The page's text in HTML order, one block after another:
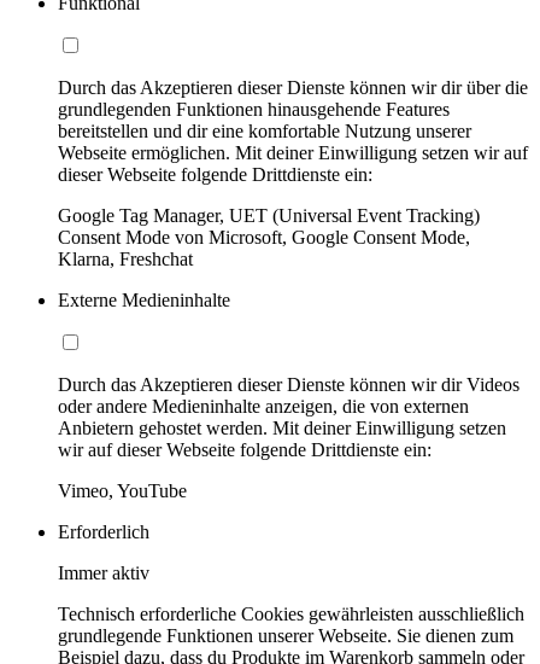
Durch das Akzeptieren dieser Dienste können wir dir über die
grundlegenden Funktionen hinausgehende Features
bereitstellen und dir eine komfortable Nutzung unserer
Webseite ermöglichen. Mit deiner Einwilligung setzen wir auf
dieser Webseite folgende Drittdienste ein:
Google Tag Manager, UET (Universal Event Tracking)
Consent Mode von Microsoft, Google Consent Mode,
Klarna, Freshchat
Externe Medieninhalte
Durch das Akzeptieren dieser Dienste können wir dir Videos
oder andere Medieninhalte anzeigen, die von externen
Anbietern gehostet werden. Mit deiner Einwilligung setzen
wir auf dieser Webseite folgende Drittdienste ein:
Vimeo, YouTube
Erforderlich
Immer aktiv
Technisch erforderliche Cookies gewährleisten ausschließlich
grundlegende Funktionen unserer Webseite. Sie dienen zum
Beispiel dazu, dass du Produkte im Warenkorb sammeln oder